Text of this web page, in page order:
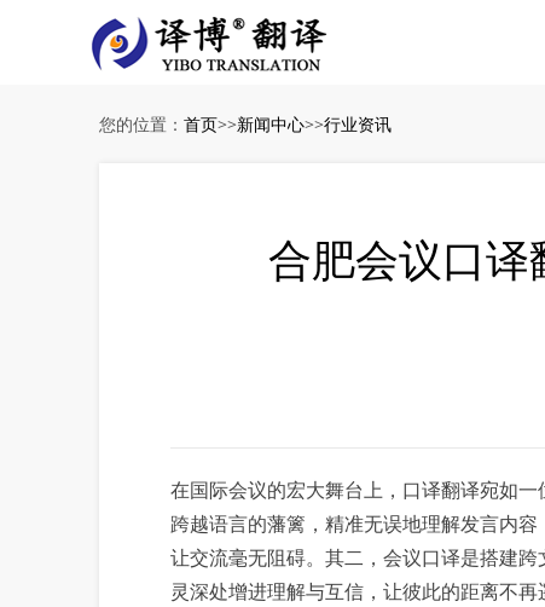
您的位置： 首页>>新闻中心>>行业资讯
合肥会议口
在国际会议的宏大舞台上，口译翻译宛如
跨越语言的藩篱，精准无误地理解发言内
让交流毫无阻碍。其二，会议口译是搭建
灵深处增进理解与互信，让彼此的距离不